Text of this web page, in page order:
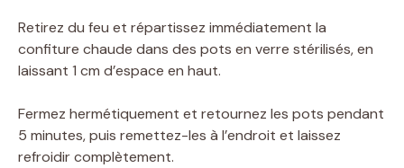
y
V
i
Retirez du feu et répartissez immédiatement la
confiture chaude dans des pots en verre stérilisés, en
laissant 1 cm d’espace en haut.
Fermez hermétiquement et retournez les pots pendant
5 minutes, puis remettez-les à l’endroit et laissez
refroidir complètement.